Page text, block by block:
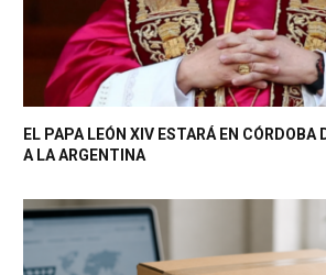
EL PAPA LEÓN XIV ESTARÁ EN
A LA ARGENTINA